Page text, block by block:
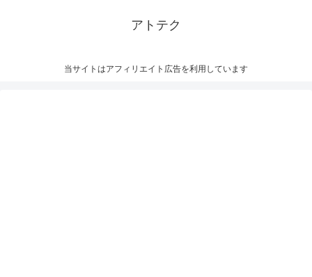
アトテク
当サイトはアフィリエイト広告を利用しています